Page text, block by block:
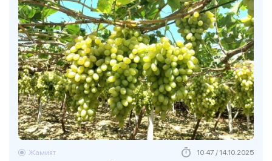
Жамият 10:47 / 14.10.2025